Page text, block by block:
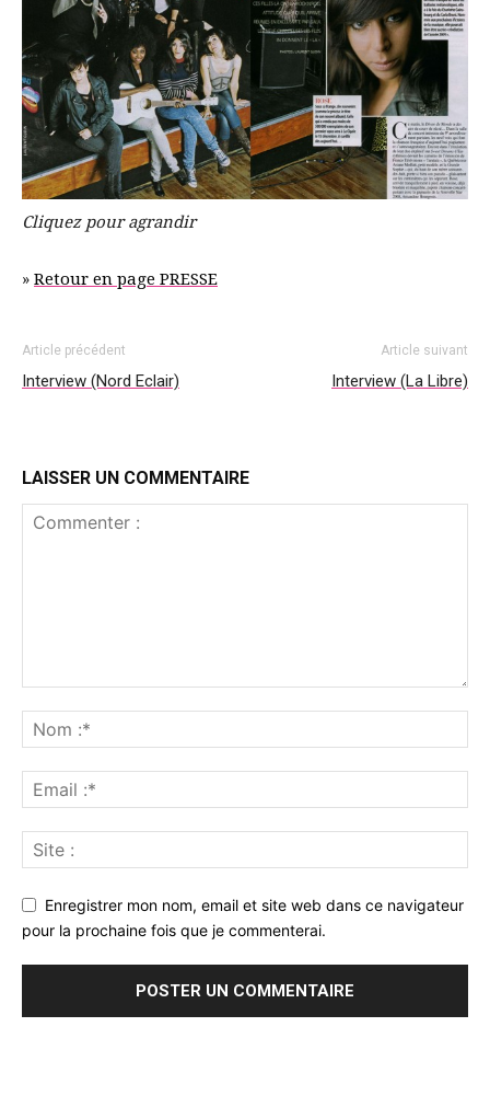
Cliquez pour agrandir
» Retour en page PRESSE
Article précédent
Interview (Nord Eclair)
Article suivant
Interview (La Libre)
LAISSER UN COMMENTAIRE
Enregistrer mon nom, email et site web dans ce navigateur
pour la prochaine fois que je commenterai.